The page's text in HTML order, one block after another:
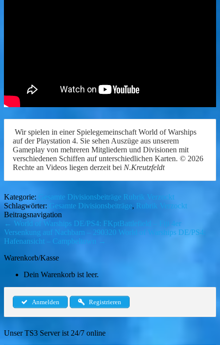
Wir spielen in einer Spielegemeinschaft World of Warships
auf der Playstation 4. Sie sehen Auszüge aus unserem
Gameplay von mehreren Mitgliedern und Divisionen mit
verschiedenen Schiffen auf unterschiedlichen Karten. © 2026
Rechte an Videos liegen derzeit bei N.Kreutzfeldt
Kategorie: Gesamte Divisionsbeiträge Rubrik Verzockt
Schlagwörter:
Gesamte Divisionsbeiträge, Rubrik Verzockt
Beitragsnavigation
← World of Warships DE/PS4: FKptBattlefield – Fiji 4er
Versenkung auf Nachbarn – 290320 World of Warships DE/PS4:
Hafenansicht – Campbeltown →
Warenkorb/Kasse
Dein Warenkorb ist leer.
Anmelden Registrieren
Unser TS3 Server ist 24/7 online